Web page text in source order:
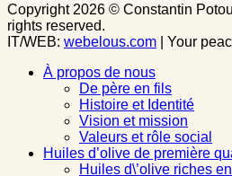
Copyright 2026 © Constantin
rights reserved.
IT/WEB: webelous.com | Your
À propos de nous
De père en fils
Histoire et Identité
Vision et mission
Valeurs et rôle social
Huiles d’olive de première
Huiles d\’olive riches